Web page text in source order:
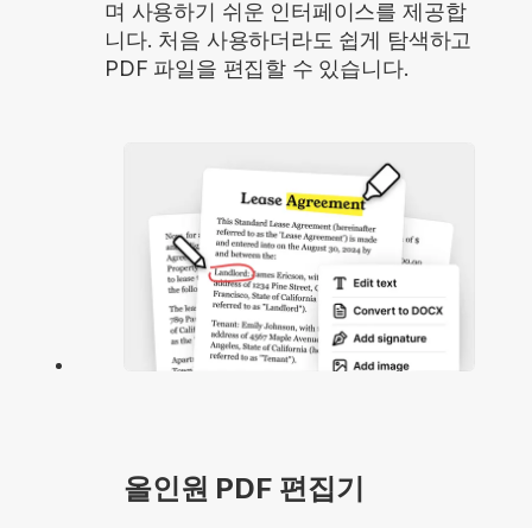
며 사용하기 쉬운 인터페이스를 제공합
니다. 처음 사용하더라도 쉽게 탐색하고
PDF 파일을 편집할 수 있습니다.
올인원 PDF 편집기